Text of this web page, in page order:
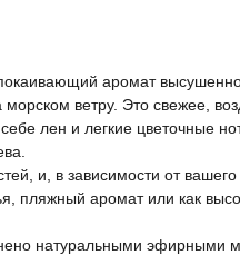
аромат
ветру. Это свежее,
лен и легкие цветочные
и, в зависимости от
пляжный аромат или как
натуральными эфирными